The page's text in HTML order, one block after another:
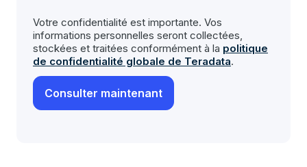
Votre confidentialité est importante. Vos
informations personnelles seront collectées,
stockées et traitées conformément à la politique
de confidentialité globale de Teradata.